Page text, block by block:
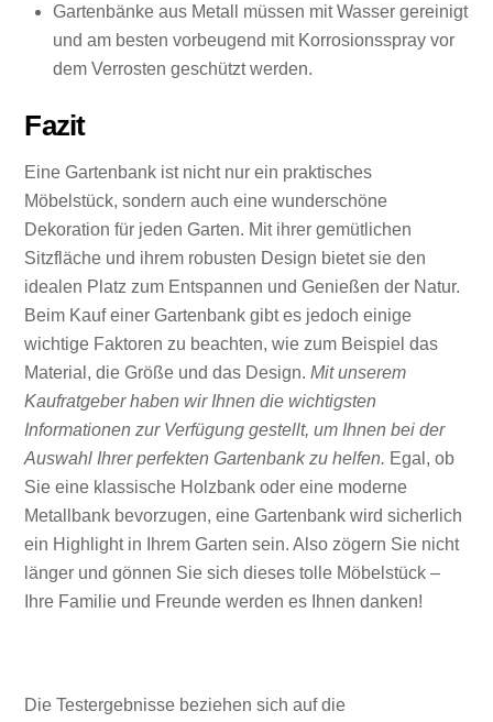
Gartenbänke aus Metall müssen mit Wasser gereinigt
und am besten vorbeugend mit Korrosionsspray vor
dem Verrosten geschützt werden.
Fazit
Eine Gartenbank ist nicht nur ein praktisches
Möbelstück, sondern auch eine wunderschöne
Dekoration für jeden Garten. Mit ihrer gemütlichen
Sitzfläche und ihrem robusten Design bietet sie den
idealen Platz zum Entspannen und Genießen der Natur.
Beim Kauf einer Gartenbank gibt es jedoch einige
wichtige Faktoren zu beachten, wie zum Beispiel das
Material, die Größe und das Design.Mit unserem
Kaufratgeber haben wir Ihnen die wichtigsten
Informationen zur Verfügung gestellt, um Ihnen bei der
Auswahl Ihrer perfekten Gartenbank zu helfen. Egal, ob
Sie eine klassische Holzbank oder eine moderne
Metallbank bevorzugen, eine Gartenbank wird sicherlich
ein Highlight in Ihrem Garten sein. Also zögern Sie nicht
länger und gönnen Sie sich dieses tolle Möbelstück –
Ihre Familie und Freunde werden es Ihnen danken!
Die Testergebnisse beziehen sich auf die